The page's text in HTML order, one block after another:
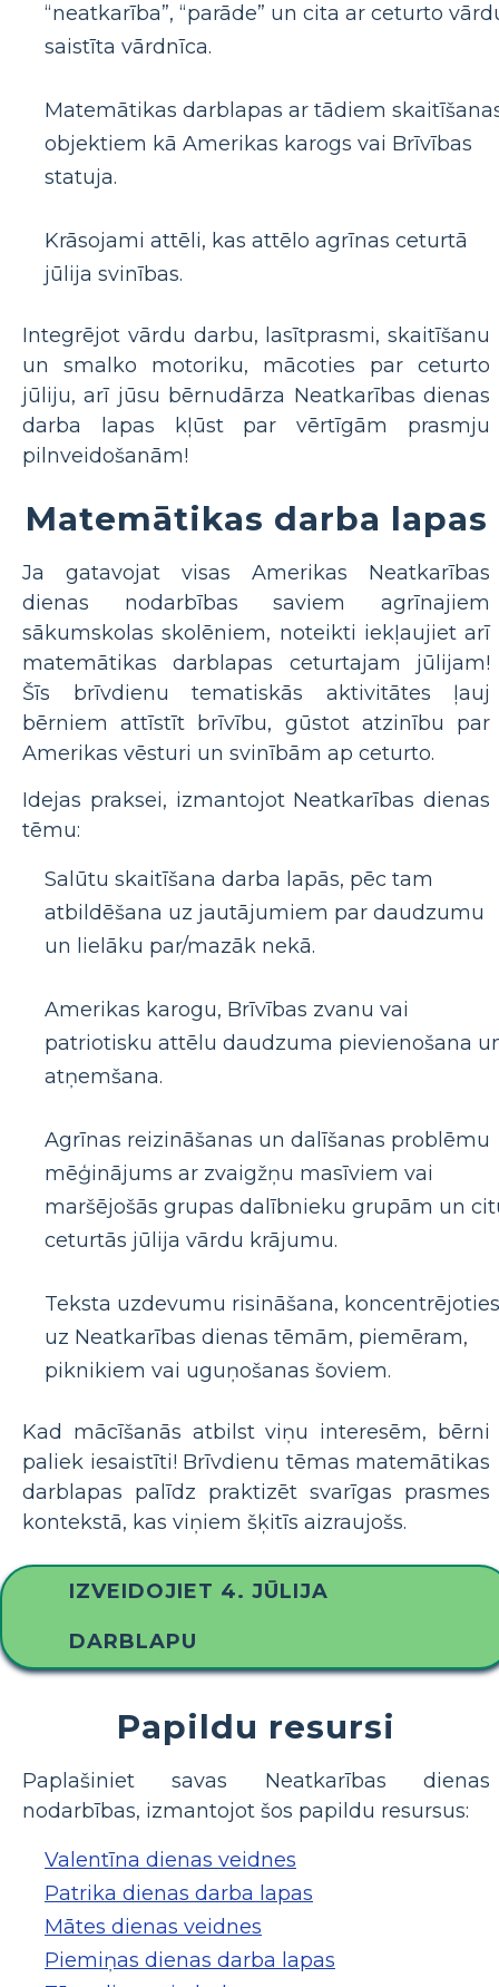
“neatkarība”, “parāde” un cita ar ceturto
saistīta vārdnīca.
Matemātikas darblapas ar tādiem
objektiem kā Amerikas karogs vai Brīvības
statuja.
Krāsojami attēli, kas attēlo agrīnas ceturtā
jūlija svinības.
Integrējot vārdu darbu, lasītprasmi, skaitīšanu
un smalko motoriku, mācoties par ceturto
jūliju, arī jūsu bērnudārza Neatkarības dienas
darba lapas kļūst par vērtīgām prasmju
pilnveidošanām!
Matemātikas darba lapas
Ja gatavojat visas Amerikas Neatkarības
dienas nodarbības saviem agrīnajiem
sākumskolas skolēniem, noteikti iekļaujiet arī
matemātikas darblapas ceturtajam jūlijam!
Šīs brīvdienu tematiskās aktivitātes ļauj
bērniem attīstīt brīvību, gūstot atzinību par
Amerikas vēsturi un svinībām ap ceturto.
Idejas praksei, izmantojot Neatkarības dienas
tēmu:
Salūtu skaitīšana darba lapās, pēc tam
atbildēšana uz jautājumiem par daudzumu
un lielāku par/mazāk nekā.
Amerikas karogu, Brīvības zvanu vai
patriotisku attēlu daudzuma pievienošana
atņemšana.
Agrīnas reizināšanas un dalīšanas problēmu
mēģinājums ar zvaigžņu masīviem vai
maršējošās grupas dalībnieku grupām un
ceturtās jūlija vārdu krājumu.
Teksta uzdevumu risināšana, koncentrējoties
uz Neatkarības dienas tēmām, piemēram,
piknikiem vai uguņošanas šoviem.
Kad mācīšanās atbilst viņu interesēm, bērni
paliek iesaistīti! Brīvdienu tēmas matemātikas
darblapas palīdz praktizēt svarīgas prasmes
kontekstā, kas viņiem šķitīs aizraujošs.
IZVEIDOJIET 4. JŪLIJA
DARBLAPU
Papildu resursi
Paplašiniet savas Neatkarības dienas
nodarbības, izmantojot šos papildu resursus:
Valentīna dienas veidnes
Patrika dienas darba lapas
Mātes dienas veidnes
Piemiņas dienas darba lapas